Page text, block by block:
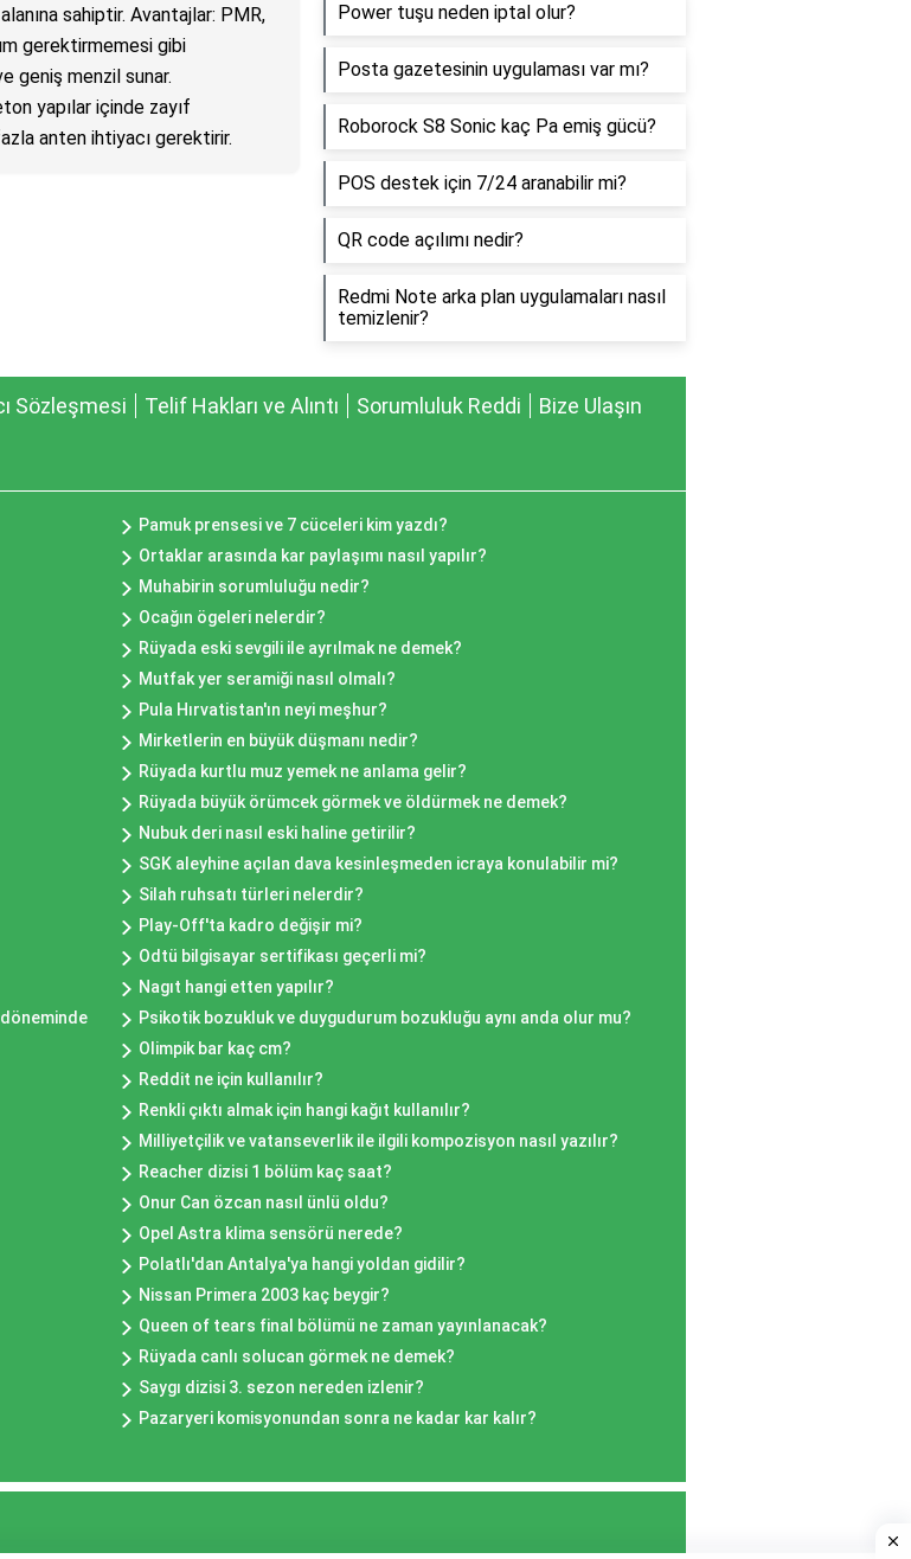
sahiptir. Avantajlar: PMR,
gerektirmemesi gibi
geniş menzil sunar.
yapılar içinde zayıf
anten ihtiyacı gerektirir.
Power tuşu neden iptal olur?
Posta gazetesinin uygulaması var mı?
Roborock S8 Sonic kaç Pa emiş gücü?
POS destek için 7/24 aranabilir mi?
QR code açılımı nedir?
Redmi Note arka plan uygulamaları nasıl
temizlenir?
Sözleşmesi Telif Hakları ve Alıntı Sorumluluk Reddi Bize Ulaşın
Pamuk prensesi ve 7 cüceleri kim yazdı?
Ortaklar arasında kar paylaşımı nasıl yapılır?
Muhabirin sorumluluğu nedir?
Ocağın ögeleri nelerdir?
Rüyada eski sevgili ile ayrılmak ne demek?
Mutfak yer seramiği nasıl olmalı?
Pula Hırvatistan'ın neyi meşhur?
Mirketlerin en büyük düşmanı nedir?
Rüyada kurtlu muz yemek ne anlama gelir?
Rüyada büyük örümcek görmek ve öldürmek ne demek?
Nubuk deri nasıl eski haline getirilir?
SGK aleyhine açılan dava kesinleşmeden icraya konulabilir mi?
Silah ruhsatı türleri nelerdir?
Play-Off'ta kadro değişir mi?
Odtü bilgisayar sertifikası geçerli mi?
Nagıt hangi etten yapılır?
döneminde
Psikotik bozukluk ve duygudurum bozukluğu aynı anda olur mu?
Olimpik bar kaç cm?
Reddit ne için kullanılır?
Renkli çıktı almak için hangi kağıt kullanılır?
Milliyetçilik ve vatanseverlik ile ilgili kompozisyon nasıl yazılır?
Reacher dizisi 1 bölüm kaç saat?
Onur Can özcan nasıl ünlü oldu?
Opel Astra klima sensörü nerede?
Polatlı'dan Antalya'ya hangi yoldan gidilir?
Nissan Primera 2003 kaç beygir?
Queen of tears final bölümü ne zaman yayınlanacak?
Rüyada canlı solucan görmek ne demek?
Saygı dizisi 3. sezon nereden izlenir?
Pazaryeri komisyonundan sonra ne kadar kar kalır?